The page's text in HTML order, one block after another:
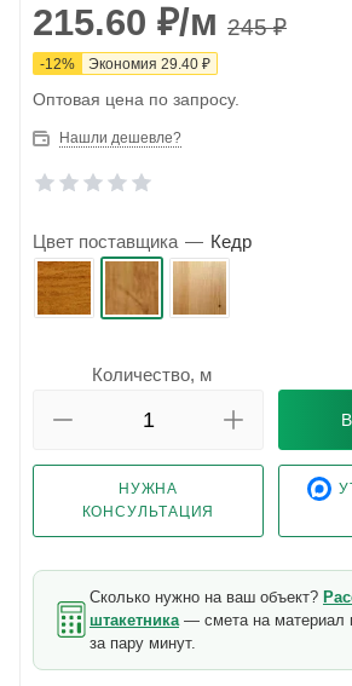
215.60 ₽/м 245₽
-12% Экономия 29.40 ₽
Оптовая цена по запросу.
Нашли дешевле?
Цвет поставщика — Кедр
Количество, м
НУЖНА
КОНСУЛЬТАЦИЯ
Сколько нужно на ваш объект?
штакетника — смета на материал
за пару минут.